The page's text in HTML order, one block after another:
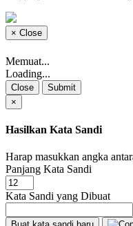
× Close
Memuat...
Loading...
Close
Submit
×
Hasilkan Kata Sandi
Harap masukkan angka
Panjang Kata Sandi
Kata Sandi yang Dibuat